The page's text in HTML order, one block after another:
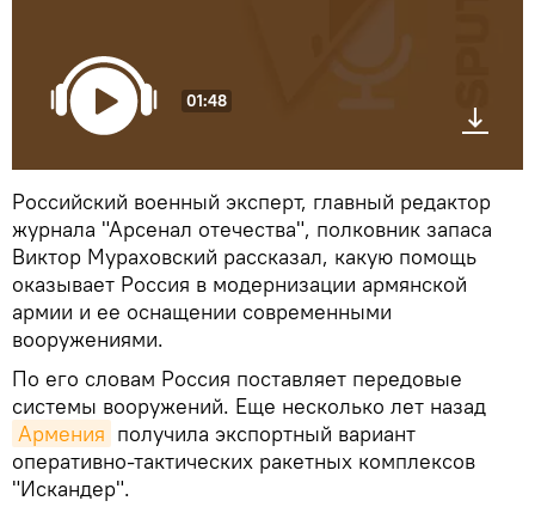
01:48
Российский военный эксперт, главный редактор
журнала "Арсенал отечества", полковник запаса
Виктор Мураховский рассказал, какую помощь
оказывает Россия в модернизации армянской
армии и ее оснащении современными
вооружениями.
По его словам Россия поставляет передовые
системы вооружений. Еще несколько лет назад
Армения получила экспортный вариант
оперативно-тактических ракетных комплексов
"Искандер".